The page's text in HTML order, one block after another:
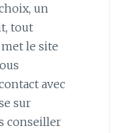
un
tout
le site
avec
sur
conseiller